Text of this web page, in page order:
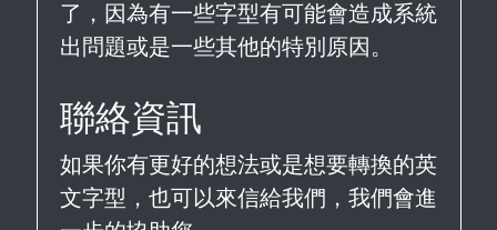
了，因為有一些字型有可能會造成系統
出問題或是一些其他的特別原因。
聯絡資訊
如果你有更好的想法或是想要轉換的英
文字型，也可以來信給我們，我們會進